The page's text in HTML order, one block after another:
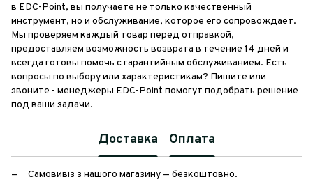
в EDC-Point, вы получаете не только качественный
инструмент, но и обслуживание, которое его сопровождает.
Мы проверяем каждый товар перед отправкой,
предоставляем возможность возврата в течение 14 дней и
всегда готовы помочь с гарантийным обслуживанием. Есть
вопросы по выбору или характеристикам? Пишите или
звоните - менеджеры EDC-Point помогут подобрать решение
под ваши задачи.
Доставка Оплата
Самовивіз з нашого магазину — безкоштовно.